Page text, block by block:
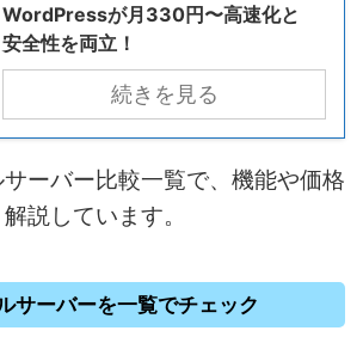
WordPressが月330円〜高速化と
安全性を両立！
続きを見る
ーバー比較一覧で、機能や価格
説しています。
サーバーを一覧でチェック